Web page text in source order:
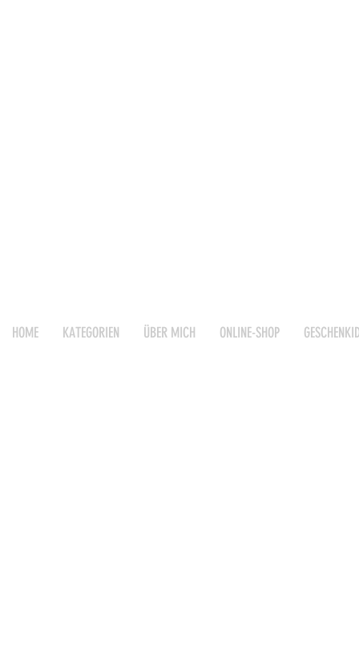
HOME KATEGORIEN ÜBER MICH ONLINE-SHOP